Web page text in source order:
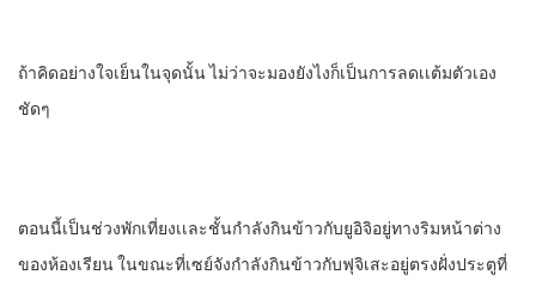
ถ้าคิดอย่างใจเย็นในจุดนั้น​ ไม่ว่าจะมองยังไงก็เป็นการลดเเต้มตัวเอง
ชัดๆ
ตอนนี้เป็นช่วงพักเที่ยงเเละชั้นกําลังกินข้าวกับยูอิจิอยู่ทางริมหน้าต่าง
ของห้องเรียน​ ในขณะที่เซย์จังกําลังกินข้าวกับฟุจิเสะอยู่ตรงฝั่งประตูที่